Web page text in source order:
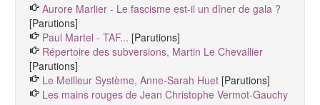
Aurore Marlier - Le fascisme est-il un dîner de gala ?
[Parutions]
Paul Martel - TAF... [Parutions]
Répertoire des subversions, Martin Le Chevallier
[Parutions]
Le Meilleur Système, Anne-Sarah Huet [Parutions]
Les mains rouges de Jean Christophe Vermot-Gauchy